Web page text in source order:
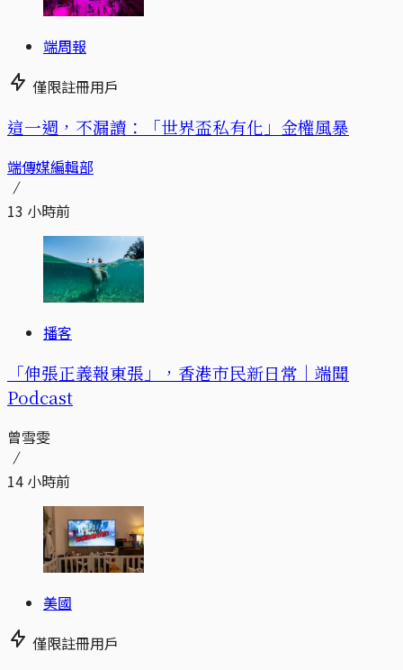
端周報
僅限註冊用戶
這一週，不漏讀：「世界盃私有化」金權風暴
端傳媒編輯部
13 小時前
播客
「伸張正義報東張」，香港市民新日常｜端聞
Podcast
曾雪雯
14 小時前
美國
僅限註冊用戶